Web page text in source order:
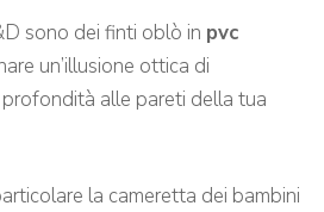
sono dei finti oblò in pvc
un’illusione ottica di
alle pareti della tua
la cameretta dei bambini